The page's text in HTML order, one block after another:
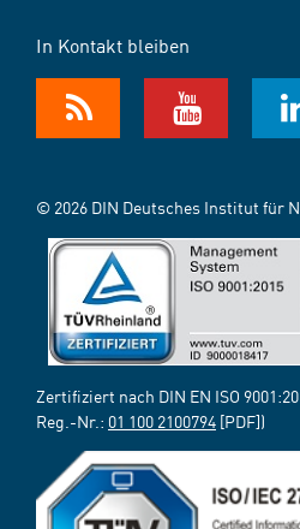
In Kontakt bleiben
© 2026 DIN Deutsches Institut für
Zertifiziert nach DIN EN ISO
Reg.-Nr.: 01 100 2100794 [PDF])